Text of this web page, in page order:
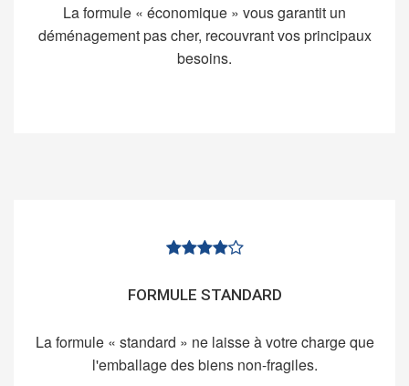
La formule « économique » vous garantit un
déménagement pas cher, recouvrant vos principaux
besoins.
FORMULE STANDARD
La formule « standard » ne laisse à votre charge que
l'emballage des biens non-fragiles.